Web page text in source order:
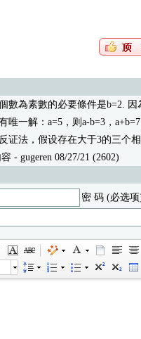
數為素數的必要條件是b=2. 因
唯一解：a=5，则a-b=3，a+b=7
证法，假设存在大于3的三个
gugeren 08/27/21 (2602)
密 码 (必选项